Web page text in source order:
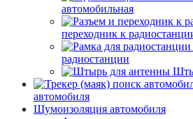
автомобильная
переходник к
радиостанции
автомобиля
Шумоизоляция автомобиля